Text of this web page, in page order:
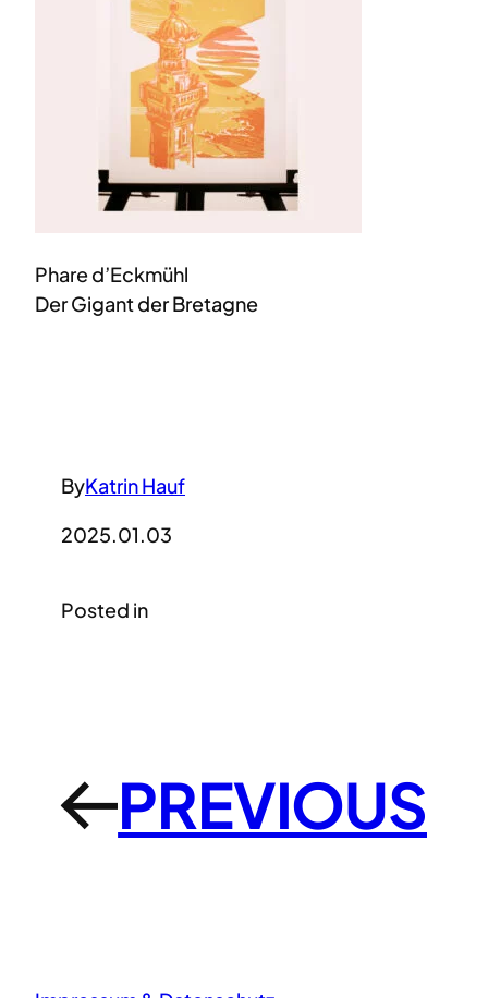
Phare d’Eckmühl
Der Gigant der Bretagne
ByKatrin Hauf
2025.01.03
Posted in
←PREVIOUS